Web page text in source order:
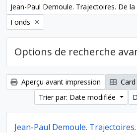
Remove filter:
Remove filter:
Fonds
Options de recherche
Aperçu avant impression
Trier par: Date modifiée
Jean-Paul Demoule.